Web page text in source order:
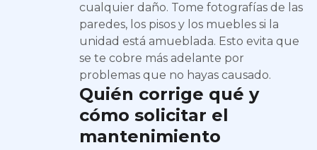
cualquier daño. Tome fotografías de las
paredes, los pisos y los muebles si la
unidad está amueblada. Esto evita que
se te cobre más adelante por
problemas que no hayas causado.
Quién corrige qué y
cómo solicitar el
mantenimiento